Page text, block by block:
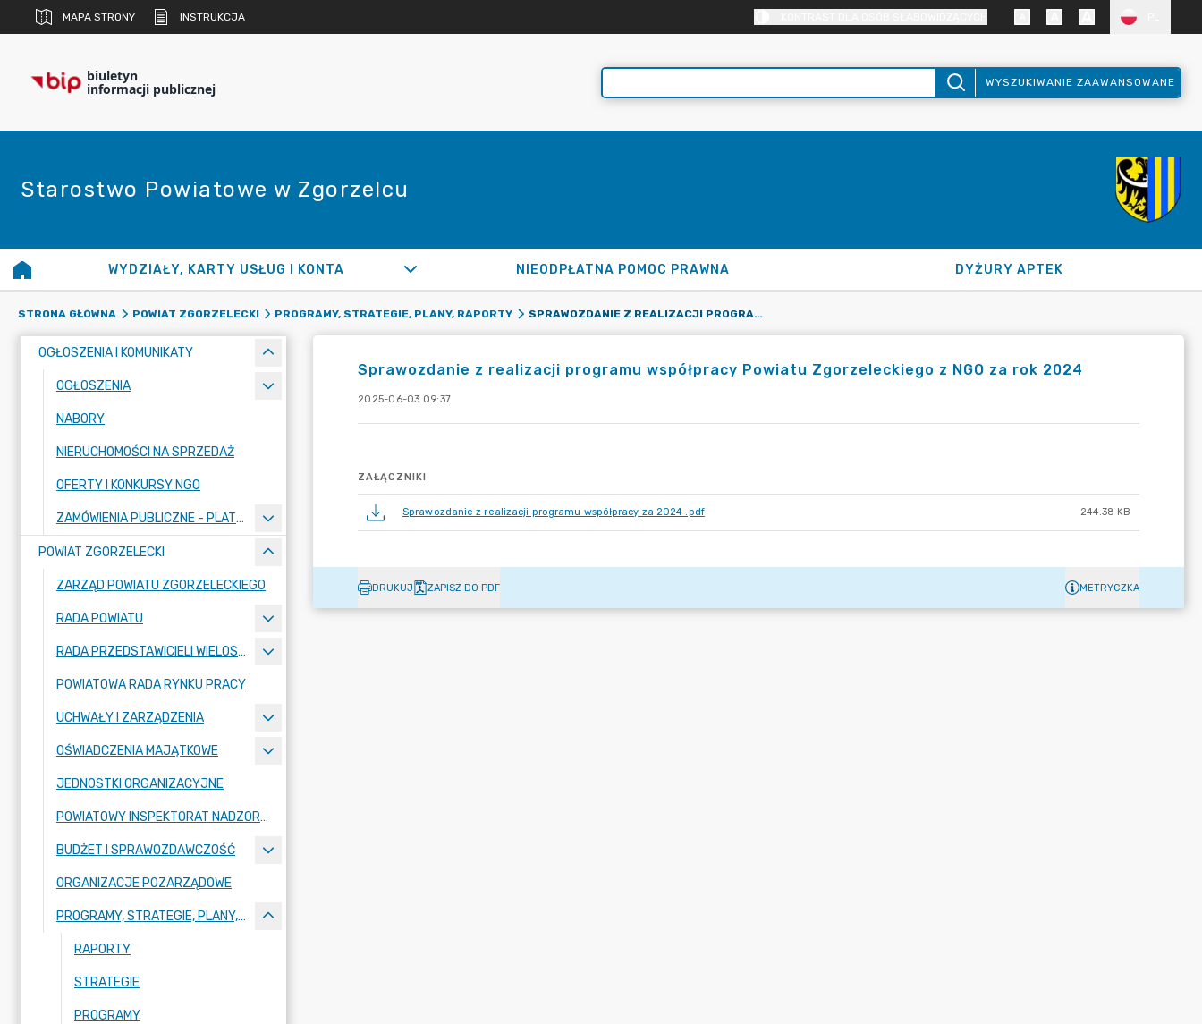
MAPA STRONY INSTRUKCJA
biuletyn
informacji publicznej WYSZUKIWANIE ZAAWANSOWANE
Starostwo Powiatowe w Zgorzelcu
WYDZIAŁY, KARTY USŁUG I KONTA NIEODPŁATNA POMOC PRAWNA DYŻURY APTEK
STRONA GŁÓWNA POWIAT ZGORZELECKI PROGRAMY, STRATEGIE, PLANY, RAPORTY SPRAWOZDANIE Z REALIZACJI PROGRAMU WSPÓŁPRACY POWIATU ZGORZELECKIEGO Z NGO ZA ROK 2024
OGŁOSZENIA I KOMUNIKATY
OGŁOSZENIA
NABORY
NIERUCHOMOŚCI NA SPRZEDAŻ
OFERTY I KONKURSY NGO
ZAMÓWIENIA PUBLICZNE - PLATFORMA ZAKUPOWA
POWIAT ZGORZELECKI
ZARZĄD POWIATU ZGORZELECKIEGO
RADA POWIATU
RADA PRZEDSTAWICIELI WIELOSPECJALISTYCZNEGO ZESPOŁU OPIEKI ZDROWOTNEJ "BOLESŁAWIEC-ZGORZELEC" SAMODZIELNEGO PUBLICZNEGO ZAKŁADU OPIEKI ZDROWOTNEJ
POWIATOWA RADA RYNKU PRACY
UCHWAŁY I ZARZĄDZENIA
OŚWIADCZENIA MAJĄTKOWE
JEDNOSTKI ORGANIZACYJNE
POWIATOWY INSPEKTORAT NADZORU BUDOWLANEGO
BUDŻET I SPRAWOZDAWCZOŚĆ
ORGANIZACJE POZARZĄDOWE
PROGRAMY, STRATEGIE, PLANY, RAPORTY
RAPORTY
STRATEGIE
PROGRAMY
Sprawozdanie z realizacji programu współpracy Powiatu Zgorzeleckiego z NGO za rok 2024
2025-06-03 09:37
ZAŁĄCZNIKI
Sprawozdanie z realizacji programu współpracy za 2024 .pdf 244.38 KB
DRUKUJ ZAPISZ DO PDF METRYCZKA